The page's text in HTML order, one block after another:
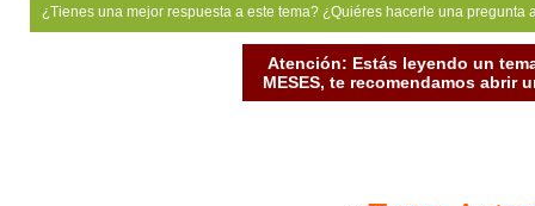
¿Tienes una mejor respuesta a este tema? ¿Quiéres hacerle una
Atención: Estás leyendo un
MESES, te recomendamos abrir